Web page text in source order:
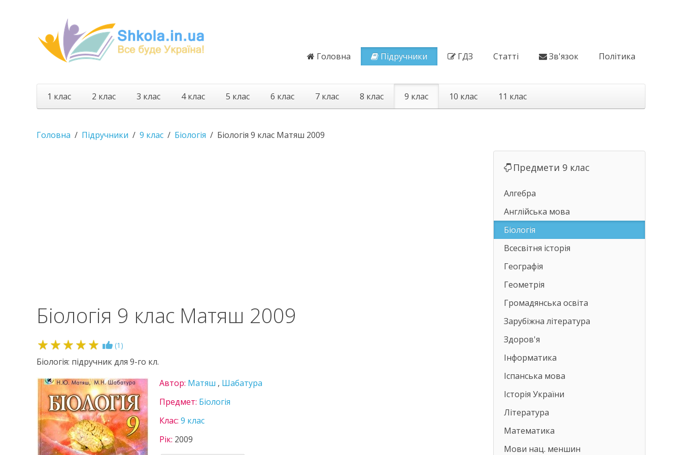
Головна Підручники ГДЗ Статті Зв'язок Політика
1 клас 2 клас 3 клас 4 клас 5 клас 6 клас 7 клас 8 клас 9 клас 10 клас 11 клас
Головна Підручники 9 клас Біологія Біологія 9 клас Матяш 2009
Біологія 9 клас Матяш 2009
5 (1 )
Біологія: підручник для 9-го кл.
Автор: Матяш , Шабатура
Предмет: Біологія
Клас: 9 клас
Рік: 2009
Предмети 9 клас
Алгебра
Англійська мова
Біологія
Всесвітня історія
Географія
Геометрія
Громадянська освіта
Зарубіжна література
Здоров'я
Інформатика
Іспанська мова
Історія України
Література
Математика
Мови нац. меншин